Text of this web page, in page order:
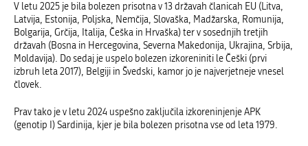
V letu 2025 je bila bolezen prisotna v 13 državah članicah EU (Litva,
Latvija, Estonija, Poljska, Nemčija, Slovaška, Madžarska, Romunija,
Bolgarija, Grčija, Italija, Češka in Hrvaška) ter v sosednjih tretjih
državah (Bosna in Hercegovina, Severna Makedonija, Ukrajina, Srbija,
Moldavija). Do sedaj je uspelo bolezen izkoreniniti le Češki (prvi
izbruh leta 2017), Belgiji in Švedski, kamor jo je najverjetneje vnesel
človek.
Prav tako je v letu 2024 uspešno zaključila izkoreninjenje APK
(genotip I) Sardinija, kjer je bila bolezen prisotna vse od leta 1979.